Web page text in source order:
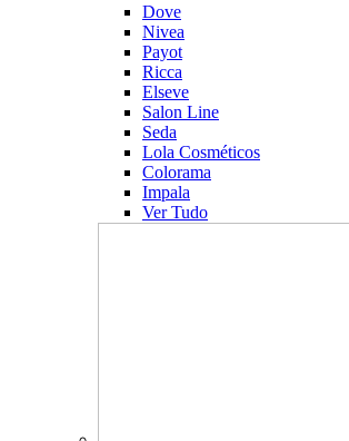
Dove
Nivea
Payot
Ricca
Elseve
Salon Line
Seda
Lola Cosméticos
Colorama
Impala
Ver Tudo